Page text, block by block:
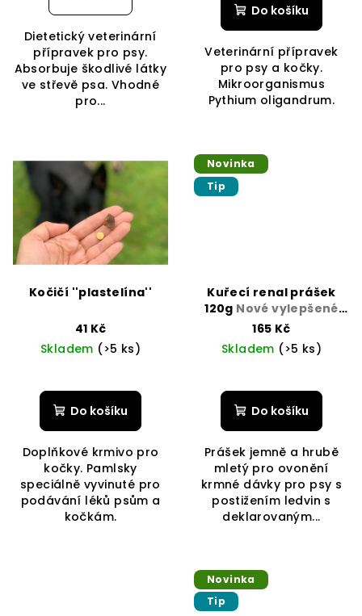
Dietetický veterinární
přípravek pro psy.
Absorbuje škodlivé látky
ve střevě psa. Vhodné
pro...
Do košíku
Veterinární přípravek
pro psy a kočky.
Mikroorganismus
Pythium oligandrum.
Kočičí ''plastelína''
41 Kč
Skladem (>5 ks)
hodnocení
produktu
z
5
hvězdiček.
Do košíku
Doplňkové krmivo pro
kočky. Pamlsky
speciálně vyvinuté pro
podávání léků psům a
kočkám.
Novinka
Tip
Kuřecí renal prášek
120g Nové vylepšené
složení
165 Kč
Skladem (>5 ks)
Do košíku
Prášek jemně a hrubě
mletý pro ovonění
krmné dávky pro psy s
postižením ledvin s
deklarovaným...
Novinka
Tip